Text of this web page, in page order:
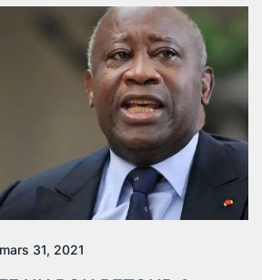
mars 31, 2021